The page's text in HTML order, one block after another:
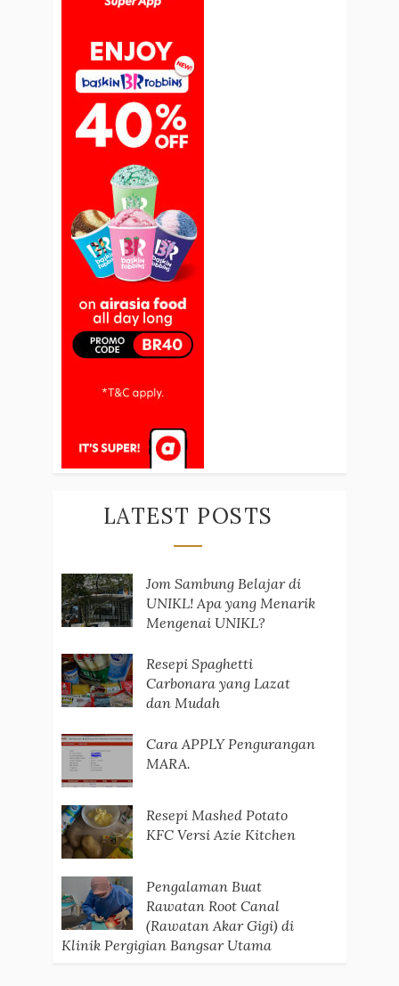
LATEST POSTS
Jom Sambung Belajar di
UNIKL! Apa yang Menarik
Mengenai UNIKL?
Resepi Spaghetti
Carbonara yang Lazat
dan Mudah
Cara APPLY Pengurangan
MARA.
Resepi Mashed Potato
KFC Versi Azie Kitchen
Pengalaman Buat
Rawatan Root Canal
(Rawatan Akar Gigi) di
Klinik Pergigian Bangsar Utama